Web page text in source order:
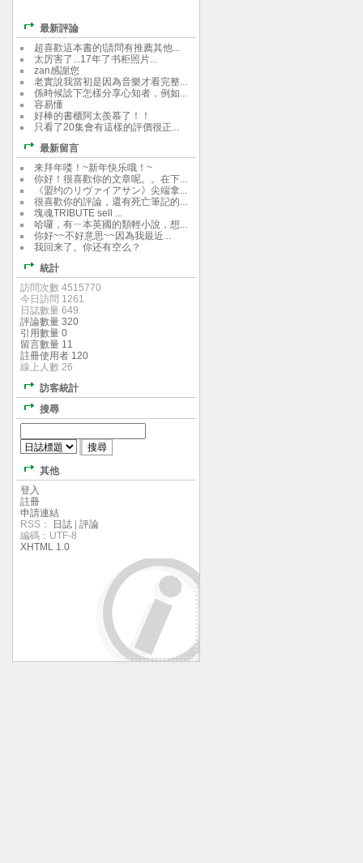
最新評論
超喜歡這本書的!請問有推薦其他...
太厉害了...17年了书柜照片...
zan感謝您
老實說我當初是因為音樂才看完整...
係時候諗下怎樣分享心知者，例如...
容易懂
好棒的書櫃阿太羨慕了！！
只看了20集會有這樣的評價很正...
最新留言
来拜年喽！~新年快乐哦！~
你好！很喜歡你的文章呢。。在下...
《盟约のリヴァイアサン》尖端拿...
很喜歡你的評論，還有死亡筆記的...
塊魂TRIBUTE sell ...
哈囉，有ㄧ本英國的類輕小說，想...
你好~~不好意思~~因為我最近...
我回来了。你还有空么？
統計
訪問次數 4515770
今日訪問 1261
日誌數量 649
評論數量 320
引用數量 0
留言數量 11
註冊使用者 120
線上人數 26
訪客統計
搜尋
其他
登入
註冊
申請連結
RSS：
日誌
評論
編碼：UTF-8
XHTML 1.0